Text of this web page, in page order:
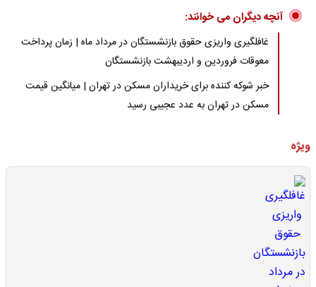
آنچه دیگران می خوانند:
غافلگیری واریزی حقوق بازنشستگان در مرداد ماه | زمان پرداخت
معوقات فروردین و اردیبهشت بازنشستگان
خبر شوکه کننده برای خریداران مسکن در تهران | میانگین قیمت
مسکن در تهران به عدد عجیبی رسید
ویژه